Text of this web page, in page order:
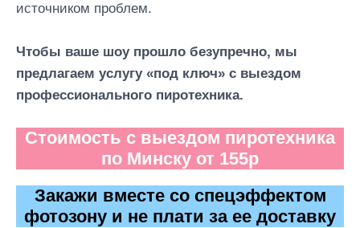
источником проблем.
Чтобы ваше шоу прошло безупречно, мы
предлагаем услугу «под ключ» с выездом
профессионального пиротехника.
Стоимость с выездом пиротехника
по Минску от 155р
Закажи вместе со спецэффектом
фотозону и не плати за ее доставку